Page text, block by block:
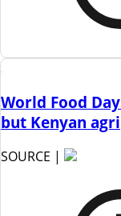
World Food
but Kenyan
SOURCE |